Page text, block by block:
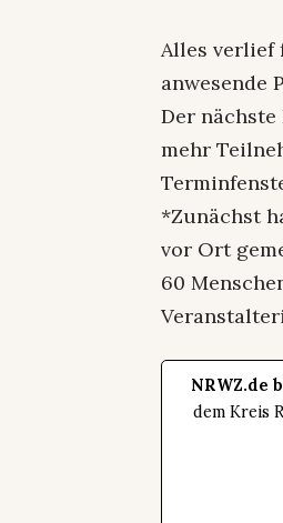
Alles verlief
anwesende
Der nächste
mehr
*Zunächst
vor Ort
60
NRWZ.de
dem Kreis